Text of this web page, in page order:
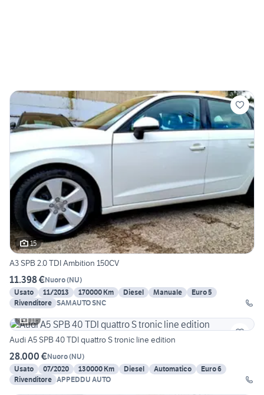
15
A3 SPB 2.0 TDI Ambition 150CV
11.398 €Nuoro(NU)
Usato
11/2013 170000 Km Diesel Manuale
Euro 5
Rivenditore SAMAUTO SNC
11
Audi A5 SPB 40 TDI quattro S tronic line edition
28.000 €Nuoro(NU)
Usato
07/2020 130000 Km Diesel Automatico
Euro 6
Rivenditore APPEDDU AUTO